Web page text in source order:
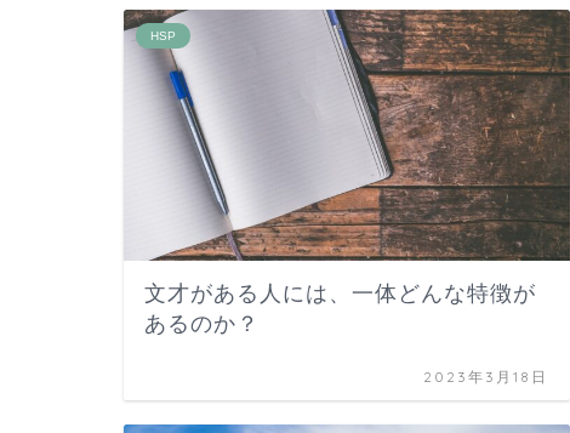
HSP
文才がある人には、一体どんな特徴が
あるのか？
2023年3月18日